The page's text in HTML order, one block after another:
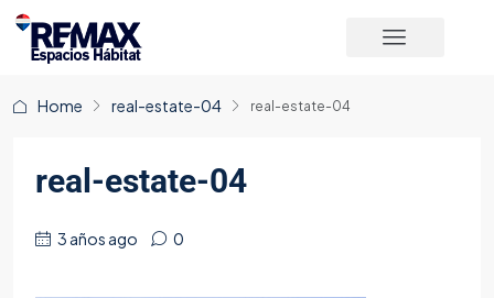
Home real-estate-04 real-estate-04
real-estate-04
3 años ago 0